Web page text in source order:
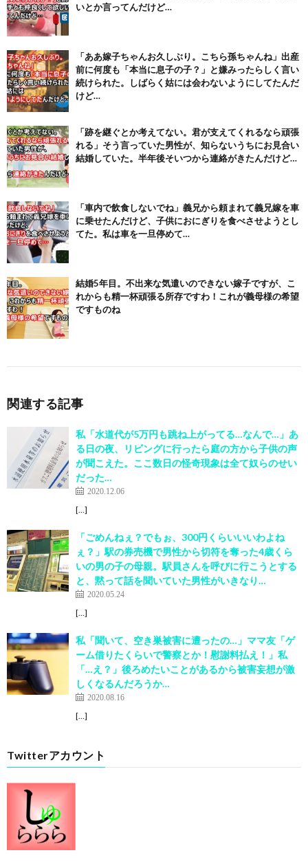
【パリピ孔明】アニオリ場面も高評価「パリピ」続編への期待が高...
(6/22)
(6/22)
Powered by livedoor 相互RSS
いとか言ってんだけど…
「ああ嫁子ちゃんお久しぶり。こちら孫ちゃんね」出産
前に何度も「本当に息子の子？」と嫌みったらしく言い
続けられた。しばらく姑には会わないようにしてたんだ
けど…
「跡を継ぐとか考えてない。君が支えてくれるなら頑張
れる」そう言っていた男性が、知らないうちにお見合い
結婚していた。半年後そいつから連絡がきたんだけど…
「車内で飲食しないでね」義兄から頼まれて義兄嫁を車
に乗せたんだけど、子供におにぎりを食べさせようとし
てた。私は車を一旦停めて…
結婚5年目。不出来な気遣いのできない嫁子ですが、こ
れからも精一杯頑張る所存ですわ！これが義母様の希望
ですものね
関連する記事
私「水道代が5万円も跳ね上がってる…なんで…」あ
る日の夜、リビングに行ったら庭の方から子供の声
が聞こえた。ここ数日の怪奇現象は全て奴らのせい
だった…
2020.12.06
[…]
「ごめんねぇ？でもぉ、300円くらいいいわよね
ぇ？」駅の券売機で男性から切符を奪った4歳くら
いの男の子の母親。駅員さんを呼びに行こうとする
と、黙って話を聞いていた男性がいきなり…
2020.05.24
[…]
私「聞いて、空き巣被害に遭ったの…」ママ友「ゲ
ーム借りたくらいで警察とか！慰謝料払え！」私
「…え？」後ろめたいことがあるから被害妄想が激
しくなるんだろうか…
2020.08.16
[…]
Twitterアカウント